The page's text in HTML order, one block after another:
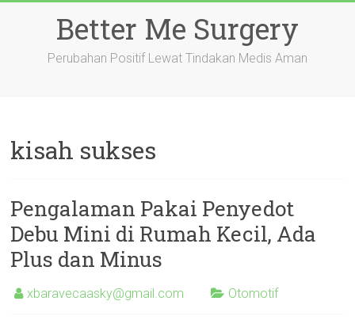
Better Me Surgery
Perubahan Positif Lewat Tindakan Medis Aman
kisah sukses
Pengalaman Pakai Penyedot
Debu Mini di Rumah Kecil, Ada
Plus dan Minus
xbaravecaasky@gmail.com Otomotif